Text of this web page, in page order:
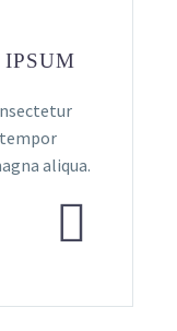
aliqua.

